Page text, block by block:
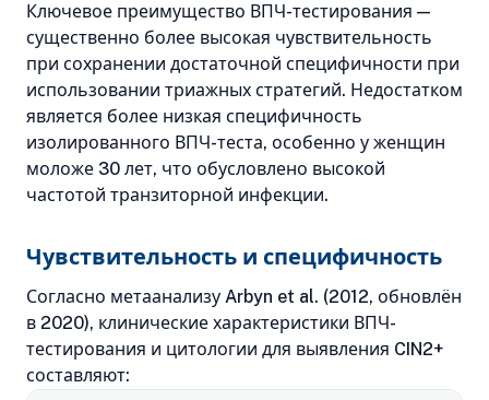
Ключевое преимущество ВПЧ-тестирования —
существенно более высокая чувствительность
при сохранении достаточной специфичности при
использовании триажных стратегий. Недостатком
является более низкая специфичность
изолированного ВПЧ-теста, особенно у женщин
моложе 30 лет, что обусловлено высокой
частотой транзиторной инфекции.
Чувствительность и специфичность
Согласно метаанализу Arbyn et al. (2012, обновлён
в 2020), клинические характеристики ВПЧ-
тестирования и цитологии для выявления CIN2+
составляют: